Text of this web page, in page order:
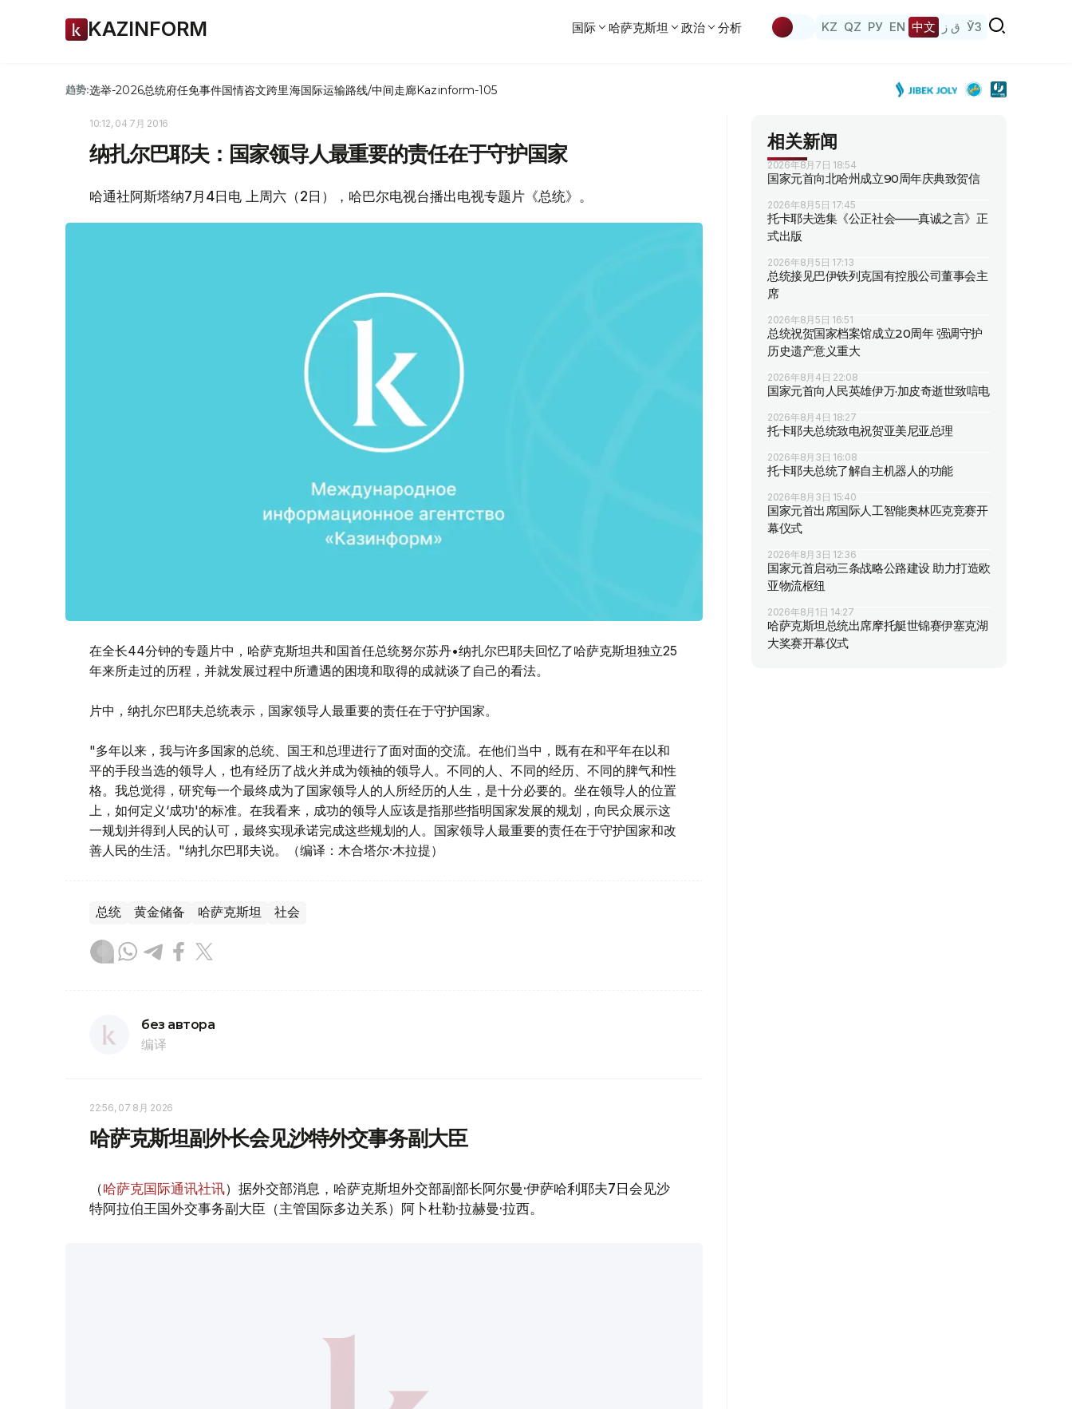
KAZINFORM 国际 哈萨克斯坦 政治 分析 KZ QZ РУ EN 中文 ق ز ЎЗ
趋势:选举-2026总统府任免事件国情咨文跨里海国际运输路线/中间走廊Kazinform-105
10:12, 04 7月 2016
纳扎尔巴耶夫：国家领导人最重要的责任在于守护国家
哈通社阿斯塔纳7月4日电 上周六（2日），哈巴尔电视台播出电视专题片《总统》。
在全长44分钟的专题片中，哈萨克斯坦共和国首任总统努尔苏丹•纳扎尔巴耶夫回忆了哈萨克斯坦独立25
年来所走过的历程，并就发展过程中所遭遇的困境和取得的成就谈了自己的看法。
片中，纳扎尔巴耶夫总统表示，国家领导人最重要的责任在于守护国家。
"多年以来，我与许多国家的总统、国王和总理进行了面对面的交流。在他们当中，既有在和平年在以和
平的手段当选的领导人，也有经历了战火并成为领袖的领导人。不同的人、不同的经历、不同的脾气和性
格。我总觉得，研究每一个最终成为了国家领导人的人所经历的人生，是十分必要的。坐在领导人的位置
上，如何定义‘成功'的标准。在我看来，成功的领导人应该是指那些指明国家发展的规划，向民众展示这
一规划并得到人民的认可，最终实现承诺完成这些规划的人。国家领导人最重要的责任在于守护国家和改
善人民的生活。"纳扎尔巴耶夫说。（编译：木合塔尔·木拉提）
总统 黄金储备 哈萨克斯坦 社会
без автора
编译
22:56, 07 8月 2026
哈萨克斯坦副外长会见沙特外交事务副大臣
（哈萨克国际通讯社讯）据外交部消息，哈萨克斯坦外交部副部长阿尔曼·伊萨哈利耶夫7日会见沙
特阿拉伯王国外交事务副大臣（主管国际多边关系）阿卜杜勒·拉赫曼·拉西。
相关新闻
2026年8月7日 18:54
国家元首向北哈州成立90周年庆典致贺信
2026年8月5日 17:45
托卡耶夫选集《公正社会——真诚之言》正
式出版
2026年8月5日 17:13
总统接见巴伊铁列克国有控股公司董事会主
席
2026年8月5日 16:51
总统祝贺国家档案馆成立20周年 强调守护
历史遗产意义重大
2026年8月4日 22:08
国家元首向人民英雄伊万·加皮奇逝世致唁电
2026年8月4日 18:27
托卡耶夫总统致电祝贺亚美尼亚总理
2026年8月3日 16:08
托卡耶夫总统了解自主机器人的功能
2026年8月3日 15:40
国家元首出席国际人工智能奥林匹克竞赛开
幕仪式
2026年8月3日 12:36
国家元首启动三条战略公路建设 助力打造欧
亚物流枢纽
2026年8月1日 14:27
哈萨克斯坦总统出席摩托艇世锦赛伊塞克湖
大奖赛开幕仪式